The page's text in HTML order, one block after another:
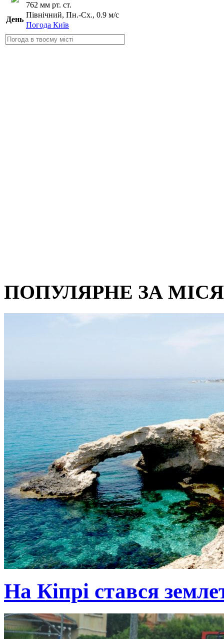
762 мм рт. ст.
Північний, Пн.-Сх., 0.9 м/с
Погода Київ
День
ПОПУЛЯРНЕ ЗА
На Кіпрі стався